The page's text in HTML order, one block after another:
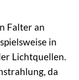
Falter an
in
Lichtquellen.
da